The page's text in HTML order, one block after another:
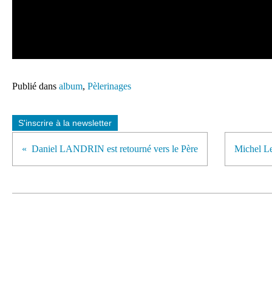
Publié dans album, Pèlerinages
S'inscrire à la newsletter
Daniel LANDRIN est retourné vers le Père Michel